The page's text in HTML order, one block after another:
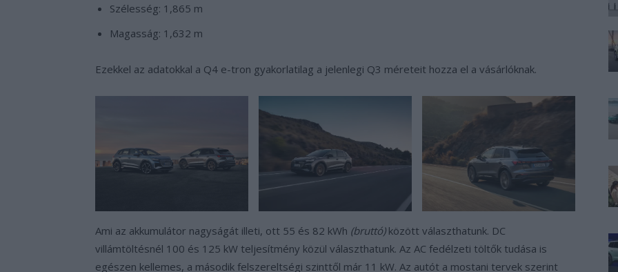
Szélesség: 1,865 m
Magasság: 1,632 m
Ezekkel az adatokkal a Q4 e-tron gyakorlatilag a jelenlegi Q3 méreteit hozza el a vásárlóknak.
Ami az akkumulátor nagyságát illeti, ott 55 és 82 kWh (bruttó)között választhatunk. DC
villámtöltésnél 100 és 125 kW teljesítmény közül választhatunk. Az AC fedélzeti töltők tudása is
egészen kellemes, a második felszereltségi szinttől már 11 kW. Az autót a mostani tervek szerint